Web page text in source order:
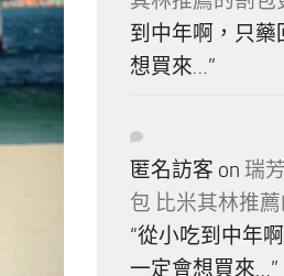
到中年啊，只藥
想買來…”
匿名訪客 on 瑞
包 比米其林推
“從小吃到中年
一定會想買來…”